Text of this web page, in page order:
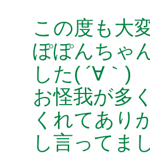
この度も大
ぽぽんちゃ
した( ´∀｀)
お怪我が多
くれてあり
し言ってま